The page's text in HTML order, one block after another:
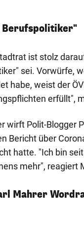
Berufspolitiker"
ist stolz
sei. Vorwürfe,
habe, weist der
erfüllt",
wirft Polit-Blogger
Bericht über
hatte. "Ich bin
mehr", reagiert
Mahrer